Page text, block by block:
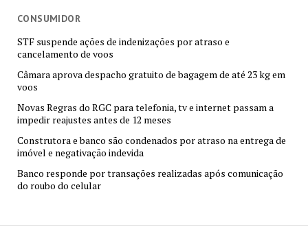
CONSUMIDOR
STF suspende ações de indenizações por atraso e
cancelamento de voos
Câmara aprova despacho gratuito de bagagem de até 23 kg em
voos
Novas Regras do RGC para telefonia, tv e internet passam a
impedir reajustes antes de 12 meses
Construtora e banco são condenados por atraso na entrega de
imóvel e negativação indevida
Banco responde por transações realizadas após comunicação
do roubo do celular